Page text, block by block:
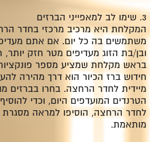
3. שימו לב למאפייני הברזים
המקלחת היא מרכיב מרכזי בחדר
משתמשים בה כל יום. אם אתם
ובן/בת הזוג מעדיפים מטר חזק יותר,
בראש מקלחת שמציע מספר
חידוש ברז הכיור הוא דרך מהירה
מיידית לחדר הרחצה. בחרו בברזים
הטרנדים המועדפים היום, וכדי
לחדר הרחצה, הוסיפו למראה
מותאמת.